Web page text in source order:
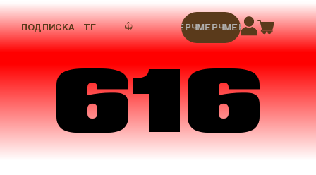
ПОДПИСКА ТГ МЕРЧМЕРЧМЕРЧМЕРЧМЕРЧ
616